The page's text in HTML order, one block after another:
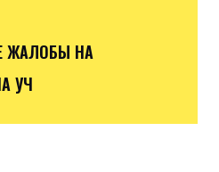
ЖАЛОБЫ НА
УЧ